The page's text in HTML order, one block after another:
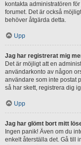
kontakta administratören
forumet. Det är också
behöver åtgärda detta.
Upp
Jag har registrerat mig
Det är möjligt att en
användarkonto av någon
användare som inte postat
så har skett, registrera dig
Upp
Jag har glömt bort mitt
Ingen panik! Även om du
enkelt återställa det. Gå till